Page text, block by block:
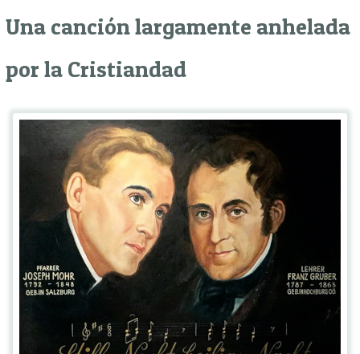
Una canción largamente anhelada
por la Cristiandad